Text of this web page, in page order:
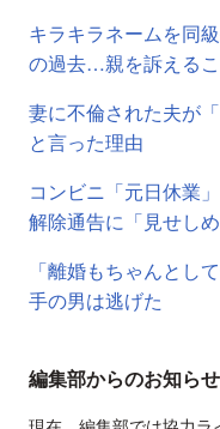
キラキラネームを同
の過去…親を訴える
妻に不倫された夫が
と言った理由
コンビニ「元日休業
解除通告に「見せし
「離婚もちゃんとし
手の男は逃げた
編集部からのお知らせ